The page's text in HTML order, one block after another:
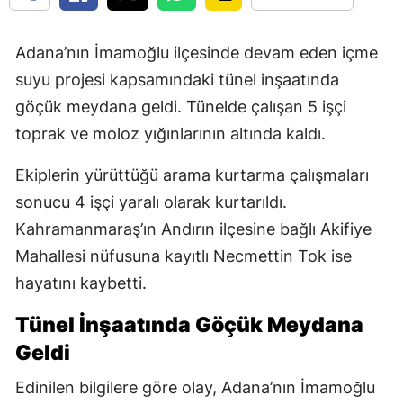
Adana’nın İmamoğlu ilçesinde devam eden içme
suyu projesi kapsamındaki tünel inşaatında
göçük meydana geldi. Tünelde çalışan 5 işçi
toprak ve moloz yığınlarının altında kaldı.
Ekiplerin yürüttüğü arama kurtarma çalışmaları
sonucu 4 işçi yaralı olarak kurtarıldı.
Kahramanmaraş’ın Andırın ilçesine bağlı Akifiye
Mahallesi nüfusuna kayıtlı Necmettin Tok ise
hayatını kaybetti.
Tünel İnşaatında Göçük Meydana
Geldi
Edinilen bilgilere göre olay, Adana’nın İmamoğlu